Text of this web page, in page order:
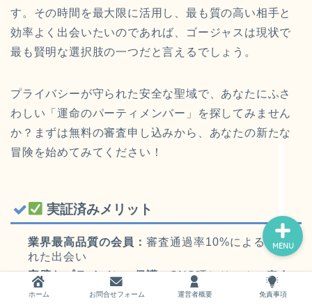
す。その時間を最大限に活用し、最も質の高い相手と
効率よく出会いたいのであれば、ゴージャスは現状で
最も賢明な選択肢の一つだと言えるでしょう。
プライバシーが守られた安全な聖域で、あなたにふさ
わしい「運命のパーティメンバー」を探してみません
か？まずは無料の審査申し込みから、あなたの新たな
冒険を始めてみてください！
実証済みメリット
業界最高品質の会員： 審査通過率10%による厳選さ
れた出会い
完璧なプライバシー保護：SNS晒しリスクの完全
排除
ホーム お問合せフォーム 運営者概要 免責事項
MENU
ホーム
お問い合わせ